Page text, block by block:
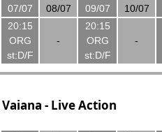
07/07
08/07
09/07
10/07
20:15
ORG
st:D/F
-
20:15
ORG
st:D/F
-
Vaiana - Live Action